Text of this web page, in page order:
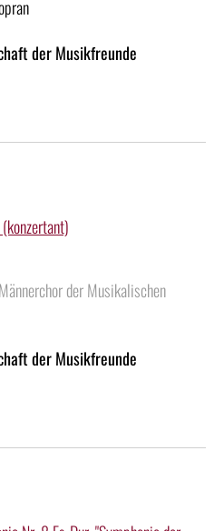
der Musikfreunde
Männerchor der Musikalischen
der Musikfreunde